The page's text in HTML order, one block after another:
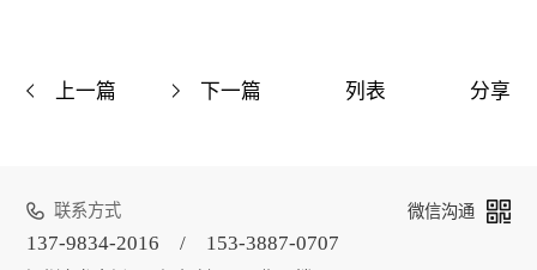
上一篇 下一篇 列表 分享
联系方式
137-9834-2016 / 153-3887-0707
微信沟通